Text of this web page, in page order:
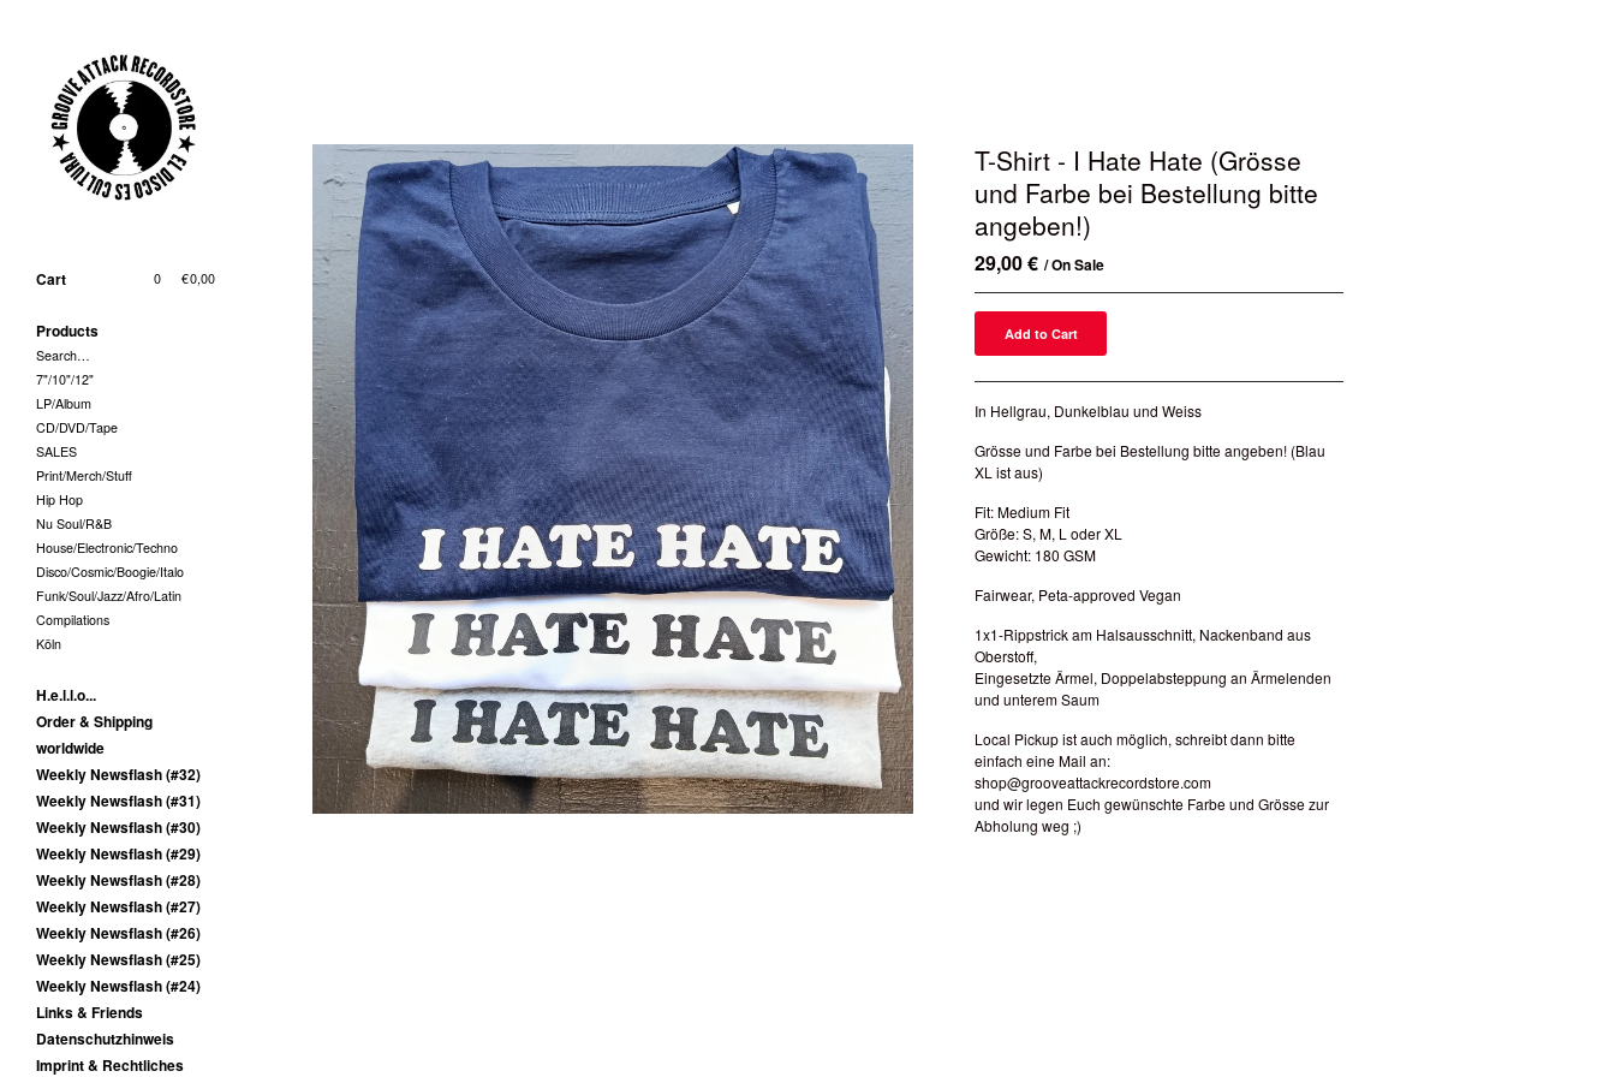
Cart 0 0,00
€
Products
Search…
7"/10"/12"
LP/Album
CD/DVD/Tape
SALES
Print/Merch/Stuff
Hip Hop
Nu Soul/R&B
House/Electronic/Techno
Disco/Cosmic/Boogie/Italo
Funk/Soul/Jazz/Afro/Latin
Compilations
Köln
H.e.l.l.o...
Order & Shipping
worldwide
Weekly Newsflash (#32)
Weekly Newsflash (#31)
Weekly Newsflash (#30)
Weekly Newsflash (#29)
Weekly Newsflash (#28)
Weekly Newsflash (#27)
Weekly Newsflash (#26)
Weekly Newsflash (#25)
Weekly Newsflash (#24)
Links & Friends
Datenschutzhinweis
Imprint & Rechtliches
T-Shirt - I Hate Hate (Grösse
und Farbe bei Bestellung bitte
angeben!)
29,00€ / On Sale
Add to Cart
In Hellgrau, Dunkelblau und Weiss
Grösse und Farbe bei Bestellung bitte angeben! (Blau
XL ist aus)
Fit: Medium Fit
Größe: S, M, L oder XL
Gewicht: 180 GSM
Fairwear, Peta-approved Vegan
1x1-Rippstrick am Halsausschnitt, Nackenband aus
Oberstoff,
Eingesetzte Ärmel, Doppelabsteppung an Ärmelenden
und unterem Saum
Local Pickup ist auch möglich, schreibt dann bitte
einfach eine Mail an:
shop@grooveattackrecordstore.com
und wir legen Euch gewünschte Farbe und Grösse zur
Abholung weg ;)